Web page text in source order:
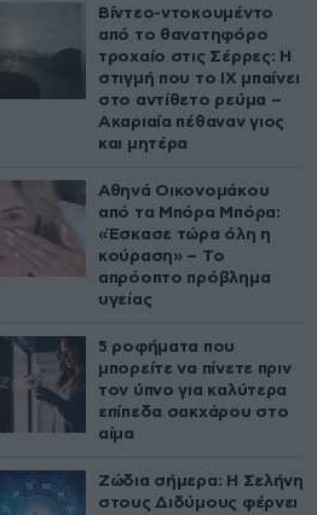
Βίντεο-ντοκουμέντο
από το θανατηφόρο
τροχαίο στις Σέρρες: Η
στιγμή που το ΙΧ μπαίνει
στο αντίθετο ρεύμα –
Ακαριαία πέθαναν γιος
και μητέρα
Αθηνά Οικονομάκου
από τα Μπόρα Μπόρα:
«Έσκασε τώρα όλη η
κούραση» – Το
απρόοπτο πρόβλημα
υγείας
5 ροφήματα που
μπορείτε να πίνετε πριν
τον ύπνο για καλύτερα
επίπεδα σακχάρου στο
αίμα
Ζώδια σήμερα: Η Σελήνη
στους Διδύμους φέρνει